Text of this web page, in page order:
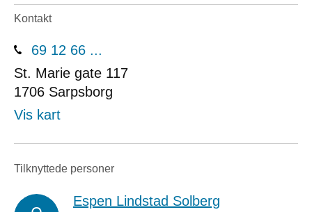
Kontakt
69 12 66 ...
St. Marie gate 117
1706 Sarpsborg
Vis kart
Tilknyttede personer
Espen Lindstad Solberg